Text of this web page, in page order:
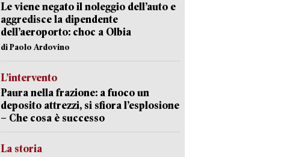
Le viene negato il noleggio dell’auto e
aggredisce la dipendente
dell’aeroporto: choc a Olbia
di Paolo Ardovino
L’intervento
Paura nella frazione: a fuoco un
deposito attrezzi, si sfiora l’esplosione
– Che cosa è successo
La storia